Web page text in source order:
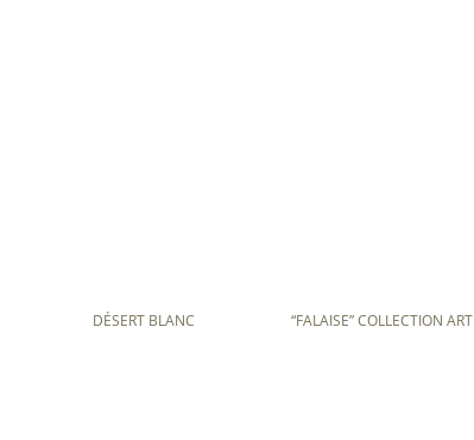
DÉSERT BLANC “FALAISE” COLLECTION ART